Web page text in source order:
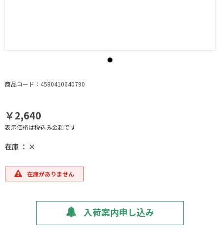
商品コード：4580410640790
￥2,640
表示価格は税込み金額です
在庫 ： ×
在庫がありません
入荷案内申し込み